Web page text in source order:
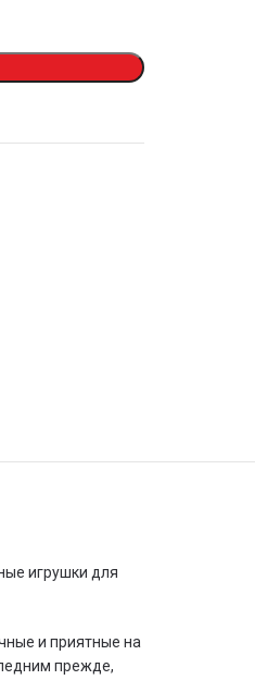
игрушки для
и приятные на
прежде,